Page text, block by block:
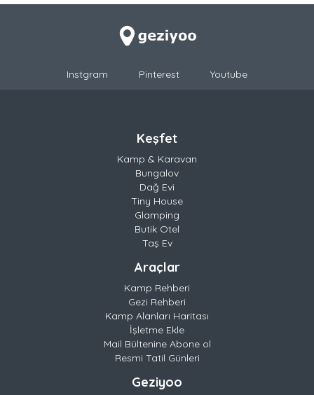
Instgram Pinterest Youtube
Keşfet
Kamp & Karavan
Bungalov
Dağ Evi
Tiny House
Glamping
Butik Otel
Taş Ev
Araçlar
Kamp Rehberi
Gezi Rehberi
Kamp Alanları Haritası
İşletme Ekle
Mail Bültenine Abone ol
Resmi Tatil Günleri
Geziyoo